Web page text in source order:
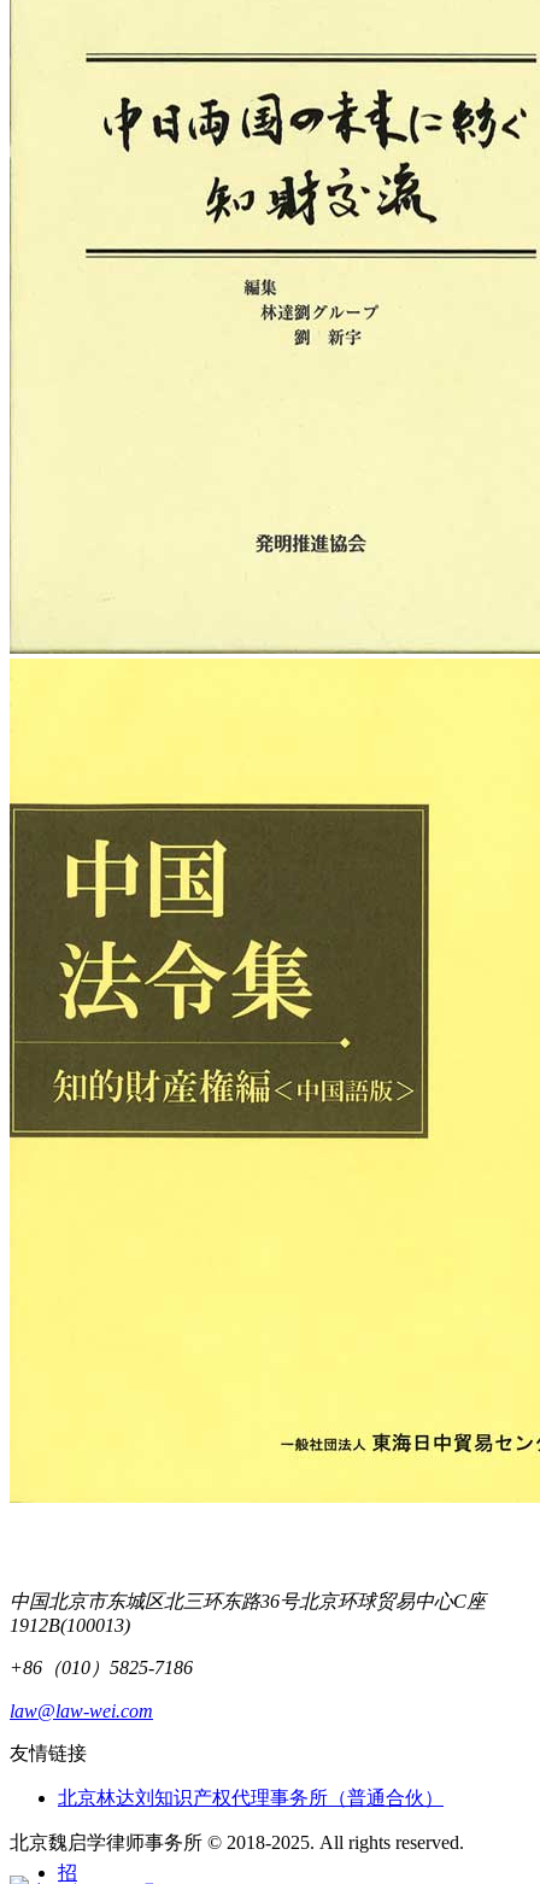
中国北京市东城区北三环东路36号北京环球贸易中心C座
1912B(100013)
+86（010）5825-7186
law@law-wei.com
友情链接
北京林达刘知识产权代理事务所（普通合伙）
北京魏启学律师事务所 © 2018-2025. All rights reserved.
招